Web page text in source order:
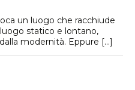
un luogo che racchiude
statico e lontano,
modernità. Eppure […]